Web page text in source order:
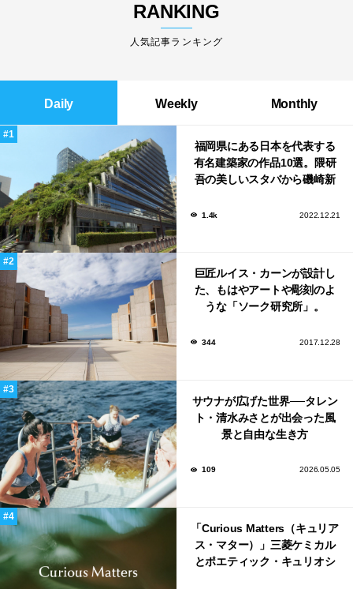
RANKING
人気記事ランキング
Daily Weekly Monthly
福岡県にある日本を代表する
有名建築家の作品10選。隈研
吾の美しいスタバから磯崎新
1.4k 2022.12.21
巨匠ルイス・カーンが設計し
た、もはやアートや彫刻のよ
うな「ソーク研究所」。
344 2017.12.28
サウナが広げた世界──タレン
ト・清水みさとが出会った風
景と自由な生き方
109 2026.05.05
「Curious Matters（キュリア
ス・マター）」三菱ケミカル
とポエティック・キュリオシ